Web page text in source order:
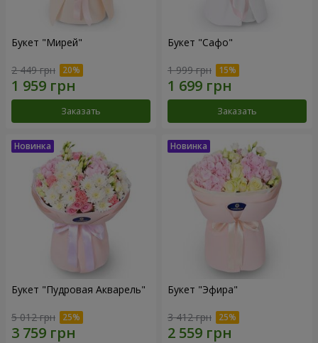
Букет "Мирей"
2 449 грн
Заказать
Букет "Сафо"
1 999 грн
Заказать
Букет "Пудровая Акварель"
5 012 грн
Букет "Эфира"
3 412 грн